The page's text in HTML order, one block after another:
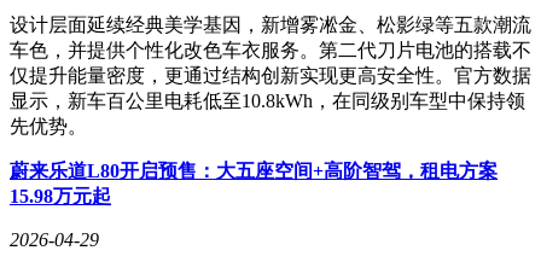
设计层面延续经典美学基因，新增雾凇金、松影绿等五款潮流
车色，并提供个性化改色车衣服务。第二代刀片电池的搭载不
仅提升能量密度，更通过结构创新实现更高安全性。官方数据
显示，新车百公里电耗低至10.8kWh，在同级别车型中保持领
先优势。
蔚来乐道L80开启预售：大五座空间+高阶智驾，租电方案
15.98万元起
2026-04-29